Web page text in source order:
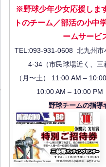
※野球少年少女応援しま
トのチーム／部活の小中
ームサービ
TEL:093-931-0608 北九州市
4-34（市民球場近く、三
（月〜土） 11:00 AM –
10:00 AM – 10:00 PM
野球チームの指導